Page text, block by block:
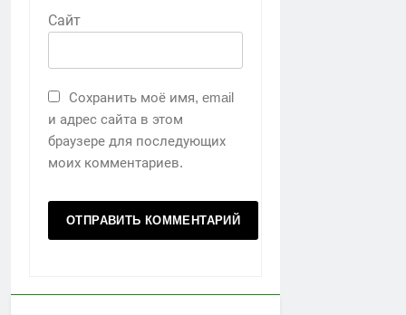
Сайт
Сохранить моё имя, email
и адрес сайта в этом
браузере для последующих
моих комментариев.